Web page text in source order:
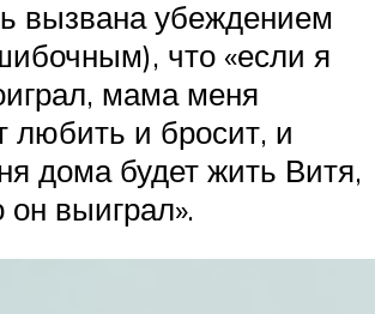
вызвана убеждением
что «если я
мама меня
любить и бросит, и
дома будет жить Витя,
он выиграл».